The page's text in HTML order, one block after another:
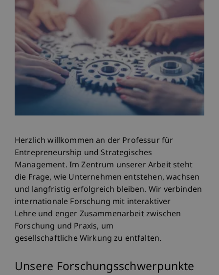
Herzlich willkommen an der Professur für
Entrepreneurship und Strategisches
Management. Im Zentrum unserer Arbeit steht
die Frage, wie Unternehmen entstehen, wachsen
und langfristig erfolgreich bleiben. Wir verbinden
internationale Forschung mit interaktiver
Lehre und enger Zusammenarbeit zwischen
Forschung und Praxis, um
gesellschaftliche Wirkung zu entfalten.
Unsere Forschungsschwerpunkte